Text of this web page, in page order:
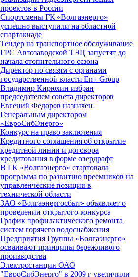
проектов в России
Спортсмены ГК «Волгаэнерго»
успешно выступили на областной
спартакиаде
Тендер на транспортное обслуживание
ГРС Автозаводской ТЭЦ запустят до
начала отопительного сезона
Директор по связям с органами
государственной власти En+ Group
Владимир Кирюхин избран
председателем совета директоров
Евгений Федоров назначен
Генеральным директором
«ЕвроСибЭнерго»
Конкурс на право заключения
Кредитного соглашения об открытие
кредитной линии и договора
кредитования в форме овердрафт
В ГК «Волгаэнерго» стартовала
программа по развитию преемников на
управленческие позиции в
технической области
ЗАО «Волгаэнергосбыт» объявляет о
проведении открытого конкурса
График профилактического ремонта
систем горячего водоснабжения
Предприятия Группы «Волгаэнерго»
осваивают принципы бережливого
производства
Электростанции ОАО
"ЕвроСибЭнерго" в 2009 г увеличили